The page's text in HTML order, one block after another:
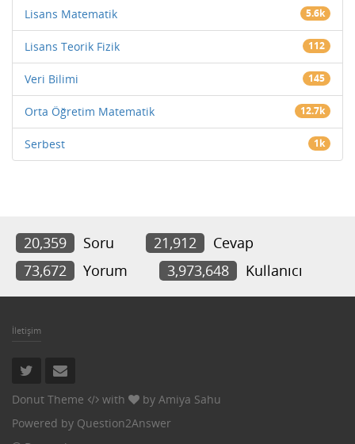
Lisans Matematik 5.6k
Lisans Teorik Fizik 112
Veri Bilimi 145
Orta Öğretim Matematik 12.7k
Serbest 1k
20,359 Soru 21,912
Cevap
73,672
Yorum 3,973,648 Kullanıcı
İletişim
Donut Theme with by Amiya Sahu
Powered by Question2Answer